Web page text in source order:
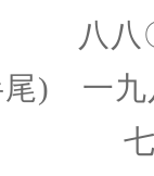
八八
尾) 一九
七八